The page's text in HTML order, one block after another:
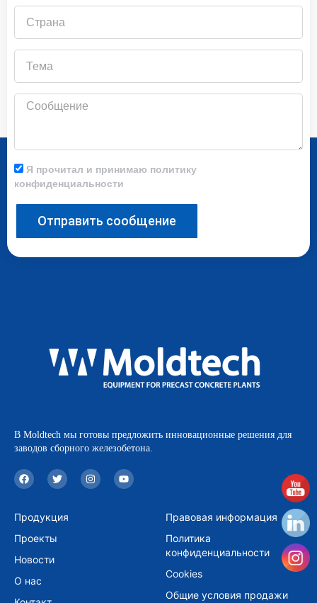
Сообщение
Я прочитал и принимаю политику
конфиденциальности
Отправить сообщение
В Moldtech мы готовы предложить инновационные решения для
заводов сборного железобетона.
F
a
c
b
o
k
T
w
i
t
e
I
n
s
Y
o
u
Продукция
Проекты
Новости
О нас
Правовая информация
Политика
конфиденциальности
Cookies
Общие условия продажи